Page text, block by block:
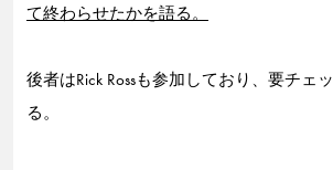
て終わらせたかを語る。
後者はRick Rossも参加しており、要チェ
る。